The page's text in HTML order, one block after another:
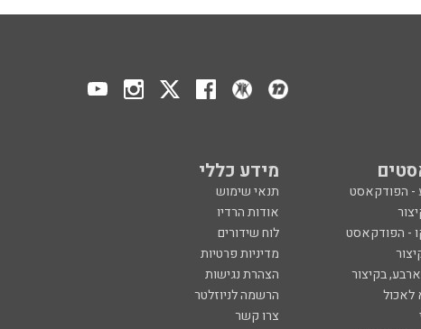
מידע כללי
הפודקאסט
תנאי שימוש
אודות הרדיו
- הפודקאסט
לוח שידורים
מדיניות פרטיות
בקיצור
הצהרת נגישות
לאכול
הרשמה לניוזלטר
צרו קשר